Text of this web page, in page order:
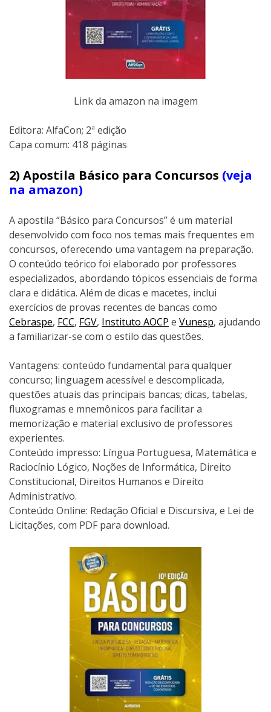
Link da amazon na imagem
Editora:‎ AlfaCon; 2ª edição
Capa comum:‎ 418 páginas
2) Apostila Básico para Concursos (veja
na amazon)
A apostila “Básico para Concursos” é um material
desenvolvido com foco nos temas mais frequentes em
concursos, oferecendo uma vantagem na preparação.
O conteúdo teórico foi elaborado por professores
especializados, abordando tópicos essenciais de forma
clara e didática. Além de dicas e macetes, inclui
exercícios de provas recentes de bancas como
Cebraspe, FCC, FGV, Instituto AOCP e Vunesp, ajudando
a familiarizar-se com o estilo das questões.
Vantagens: conteúdo fundamental para qualquer
concurso; linguagem acessível e descomplicada,
questões atuais das principais bancas; dicas, tabelas,
fluxogramas e mnemônicos para facilitar a
memorização e material exclusivo de professores
experientes.
Conteúdo impresso: Língua Portuguesa, Matemática e
Raciocínio Lógico, Noções de Informática, Direito
Constitucional, Direitos Humanos e Direito
Administrativo.
Conteúdo Online: Redação Oficial e Discursiva, e Lei de
Licitações, com PDF para download.